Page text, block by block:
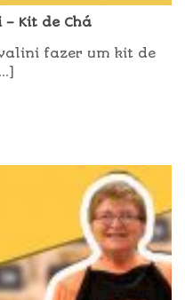
Kit de Chá
fazer um kit de